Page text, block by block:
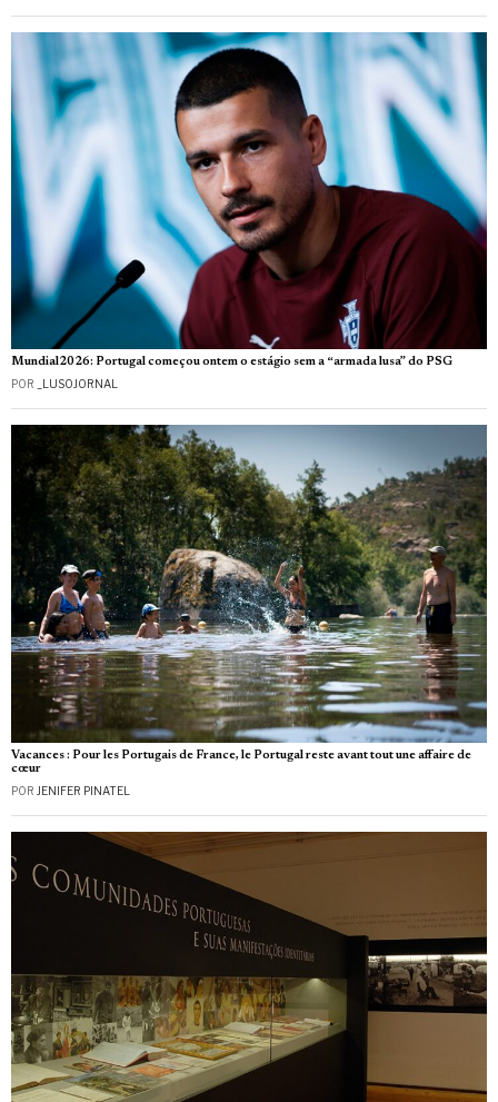
Mundial2026: Portugal começou ontem o estágio sem a “armada lusa” do PSG
POR _LUSOJORNAL
Vacances : Pour les Portugais de France, le Portugal reste avant tout une affaire de
cœur
POR JENIFER PINATEL